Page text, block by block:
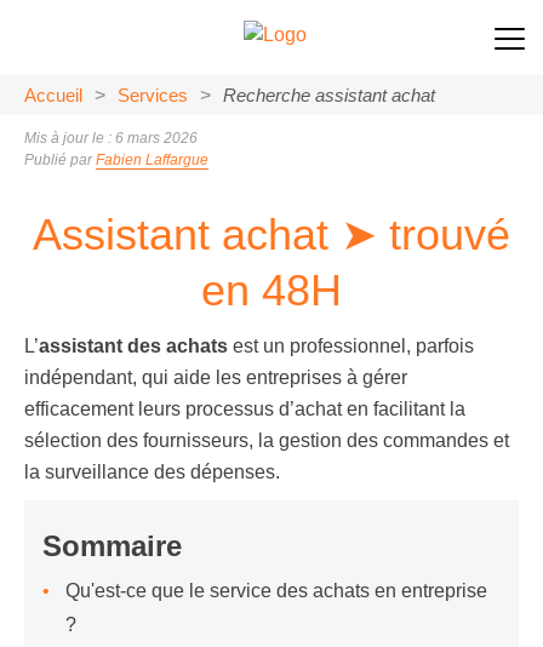
Accueil > Services > Recherche assistant achat
Mis à jour le : 6 mars 2026
Publié parFabien Laffargue
Assistant achat ➤ trouvé
en 48H
L’assistant des achats est un professionnel, parfois
indépendant, qui aide les entreprises à gérer
efficacement leurs processus d’achat en facilitant la
sélection des fournisseurs, la gestion des commandes et
la surveillance des dépenses.
Sommaire
Qu'est-ce que le service des achats en entreprise
?